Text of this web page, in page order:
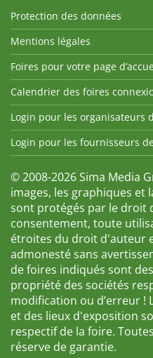
Protection des données
Mentions légales
Foires pour votre page
Calendrier des foires
Login pour les organisateurs
Login pour les fournisseurs
© 2008-2026 Sima Media
images, les graphiques et
sont protégés par le droit
consentement, toute
étroites du droit d'auteur
admonesté sans
de foires indiqués sont
propriété des sociétés
modification ou d’erreur !
et des lieux d'exposition
respectif de la foire.
réserve de garantie.